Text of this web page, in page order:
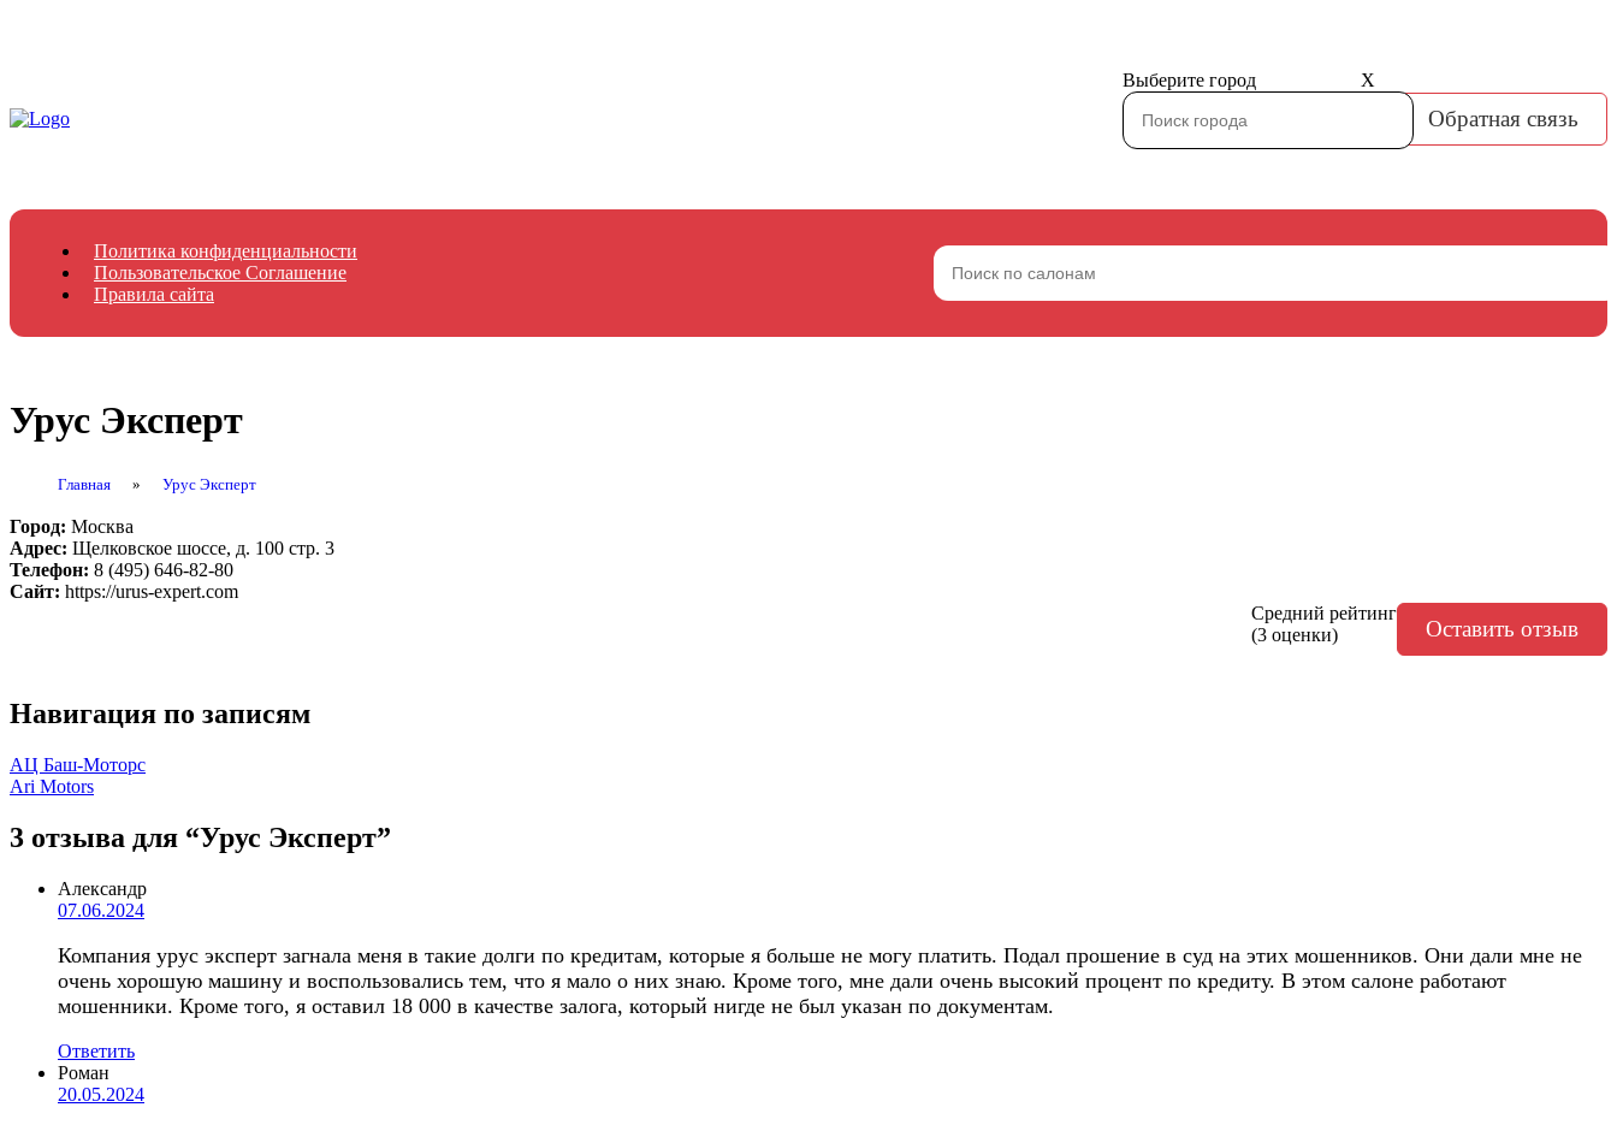
Выберите город X
Обратная связь
Политика конфиденциальности
Пользовательское Соглашение
Правила сайта
Урус Эксперт
Главная » Урус Эксперт
Город: Москва
Адрес: Щелковское шоссе, д. 100 стр. 3
Телефон: 8 (495) 646-82-80
Сайт: https://urus-expert.com
Средний рейтинг
(3 оценки)
Оставить отзыв
Навигация по записям
АЦ Баш-Моторс
Ari Motors
3 отзыва для “Урус Эксперт”
Александр
07.06.2024
Компания урус эксперт загнала меня в такие долги по кредитам, которые я больше не могу платить. Подал прошение в суд на этих мошенников. Они дали мне не
очень хорошую машину и воспользовались тем, что я мало о них знаю. Кроме того, мне дали очень высокий процент по кредиту. В этом салоне работают
мошенники. Кроме того, я оставил 18 000 в качестве залога, который нигде не был указан по документам.
Ответить
Роман
20.05.2024